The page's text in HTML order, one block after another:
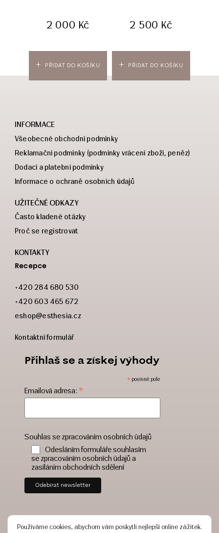
PŘIDAT DO KOŠÍKU
2 000 Kč
PŘIDAT DO KOŠÍKU
2 500 Kč
INFORMACE
Všeobecné obchodní podmínky
Reklamační podmínky (podmínky vrácení zboží, peněz)
Dodací a platební podmínky
Informace o ochraně osobních údajů
UŽITEČNÉ ODKAZY
Často kladené otázky
Proč se registrovat
KONTAKTY
Recepce
+420 284 680 530
+420 603 465 672
eshop@esthesia.cz
Kontaktní formulář
Přihlaš se a získej výhody
* povinné pole
Emailová adresa: *
Souhlas se zpracováním osobních údajů
Odesláním formuláře souhlasím
se zpracováním osobních údajů a
zasíláním obchodních sdělení
Používáme cookies, abychom vám poskytli nejlepší online zážitek.